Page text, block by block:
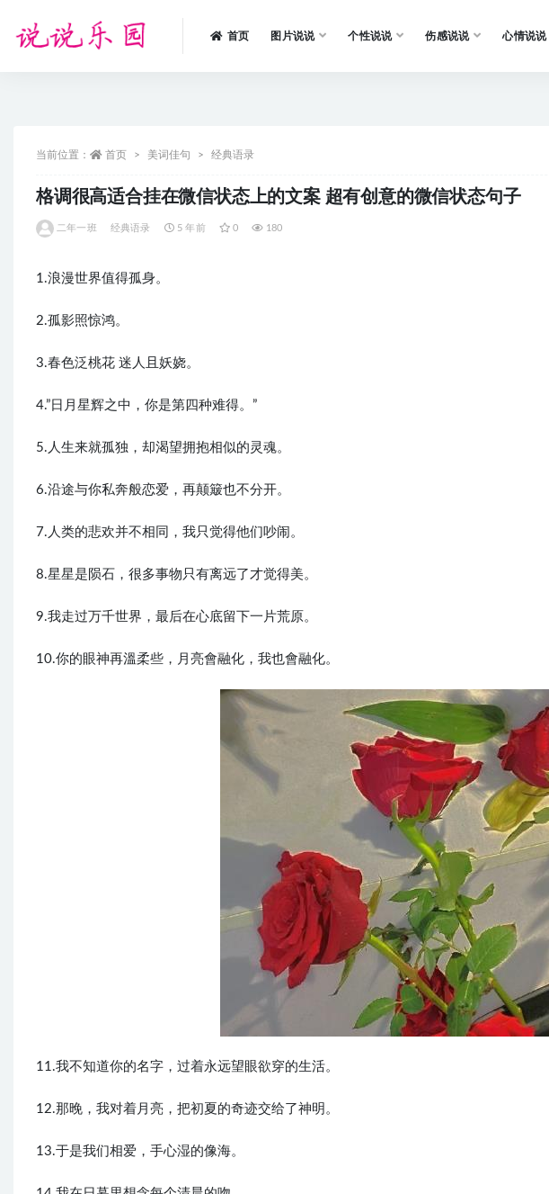
首页 图片说说 个性说说 伤感说说 心情说说
当前位置： 首页 美词佳句 经典语录
格调很高适合挂在微信状态上的文案 超有创意的微信状态句子
二年一班 经典语录 5 年前 0 180
1.浪漫世界值得孤身。
2.孤影照惊鸿。
3.春色泛桃花 迷人且妖娆。
4.”日月星辉之中，你是第四种难得。”
5.人生来就孤独，却渴望拥抱相似的灵魂。
6.沿途与你私奔般恋爱，再颠簸也不分开。
7.人类的悲欢并不相同，我只觉得他们吵闹。
8.星星是陨石，很多事物只有离远了才觉得美。
9.我走过万千世界，最后在心底留下一片荒原。
10.你的眼神再溫柔些，月亮會融化，我也會融化。
11.我不知道你的名字，过着永远望眼欲穿的生活。
12.那晚，我对着月亮，把初夏的奇迹交给了神明。
13.于是我们相爱，手心湿的像海。